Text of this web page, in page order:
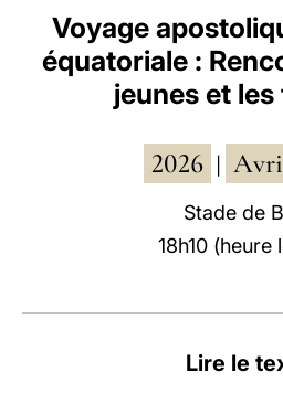
Voyage
équatoriale :
jeunes et
2026
Stade de
18h10 (heure
Lire le